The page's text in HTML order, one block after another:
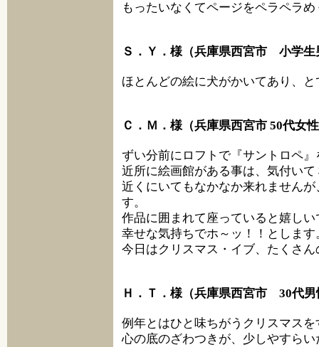
もったいなくてページをペラペラ
Ｓ．Ｙ．様（兵庫県西宮市 小学生
ほとんどの絵に犬がかいてあり、
Ｃ．Ｍ．様（兵庫県西宮市 50代女
ずい分前にロフトで『サントロペ
近所に絵画館がある事は、気付い
近くにいてもなかなか来れません
す。
作品に囲まれて座っていると嬉しい
幸せな気持ちでホ～ッ！！とします
今日はクリスマス・イブ、たくさ
Ｈ．Ｔ．様（兵庫県西宮市 30代男
例年とはひと味ちがうクリスマス
心の底のざわつきが、少しやすら